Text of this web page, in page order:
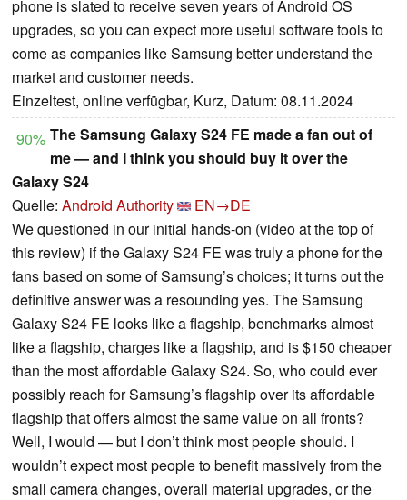
phone is slated to receive seven years of Android OS
upgrades, so you can expect more useful software tools to
come as companies like Samsung better understand the
market and customer needs.
Einzeltest, online verfügbar, Kurz, Datum: 08.11.2024
90% The Samsung Galaxy S24 FE made a fan out of
me — and I think you should buy it over the
Galaxy S24
Quelle: Android Authority
EN→DE
We questioned in our initial hands-on (video at the top of
this review) if the Galaxy S24 FE was truly a phone for the
fans based on some of Samsung’s choices; it turns out the
definitive answer was a resounding yes. The Samsung
Galaxy S24 FE looks like a flagship, benchmarks almost
like a flagship, charges like a flagship, and is $150 cheaper
than the most affordable Galaxy S24. So, who could ever
possibly reach for Samsung’s flagship over its affordable
flagship that offers almost the same value on all fronts?
Well, I would — but I don’t think most people should. I
wouldn’t expect most people to benefit massively from the
small camera changes, overall material upgrades, or the